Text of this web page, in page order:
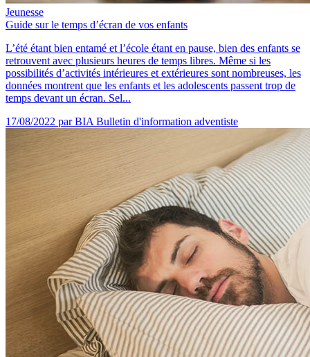
Jeunesse
Guide sur le temps d’écran de vos enfants
L’été étant bien entamé et l’école étant en pause, bien des enfants se
retrouvent avec plusieurs heures de temps libres. Même si les
possibilités d’activités intérieures et extérieures sont nombreuses, les
données montrent que les enfants et les adolescents passent trop de
temps devant un écran. Sel...
17/08/2022 par BIA Bulletin d'information adventiste